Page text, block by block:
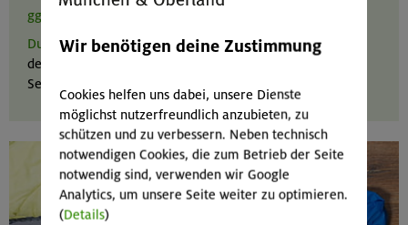
ggf. die Schnee- und Lawinenlage
Du hast Fragen oder brauchst Hilfez. B. bei
der individuellen Tourenplanung? Wir bieten in unseren
Servicestellen alpine Beratung aus erster Hand.
Wir benötigen deine Zustimmung
Cookies helfen uns dabei, unsere Dienste
möglichst nutzerfreundlich anzubieten, zu
schützen und zu verbessern. Neben technisch
notwendigen Cookies, die zum Betrieb der Seite
notwendig sind, verwenden wir Google
Analytics, um unsere Seite weiter zu optimieren.
(Details)